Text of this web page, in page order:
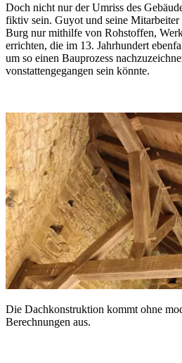
Doch nicht nur der Umriss des
fiktiv sein. Guyot und seine Mitarbeiter
Burg nur mithilfe von Rohstoffen,
errichten, die im 13. Jahrhundert
um so einen Bauprozess
vonstattengegangen sein könnte.
Die Dachkonstruktion kommt ohne
Berechnungen aus.